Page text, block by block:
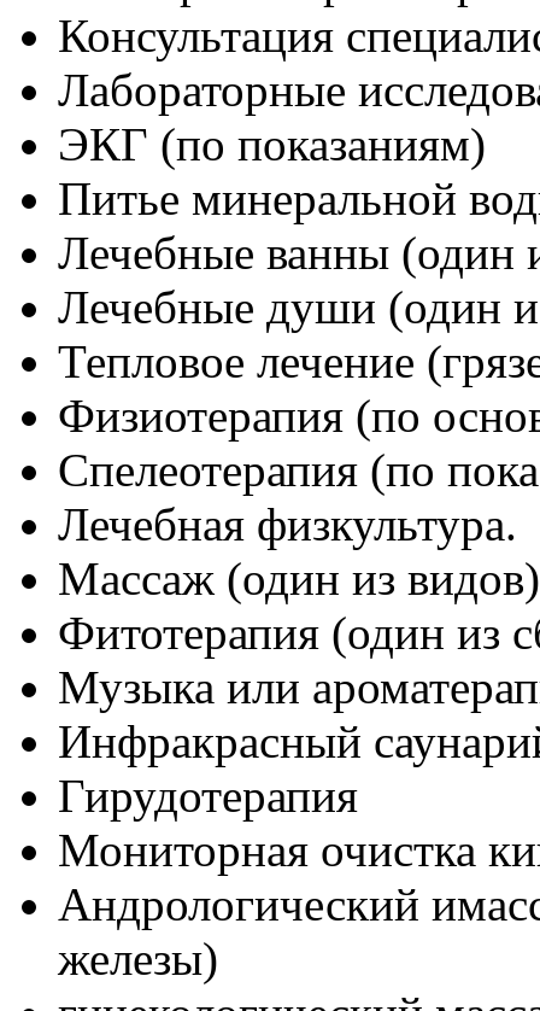
Консультация
Лабораторные
ЭКГ (по показаниям)
Питье минеральной
Лечебные ванны (один
Лечебные души (один
Тепловое лечение
Физиотерапия (по
Спелеотерапия (по
Лечебная физкультура.
Массаж (один из видов)
Фитотерапия (один из
Музыка или
Инфракрасный
Гирудотерапия
Мониторная очистка
Андрологический
железы)